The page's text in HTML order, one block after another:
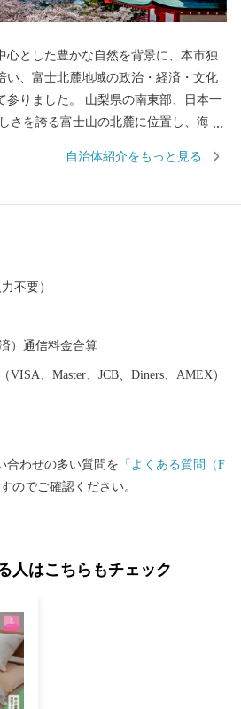
心とした豊かな自然を背景に、本市独
い、富士北麓地域の政治・経済・文化
参りました。 山梨県の南東部、日本一
さを誇る富士山の北麓に位置し、海抜
師文化の面影が今も残されています。
自治体紹介をもっと見る
不要）
）通信料金合算
VISA、Master、JCB、Diners、AMEX）
合わせの多い質問を 「よくある質問（F
のでご確認ください。
人はこちらもチェック